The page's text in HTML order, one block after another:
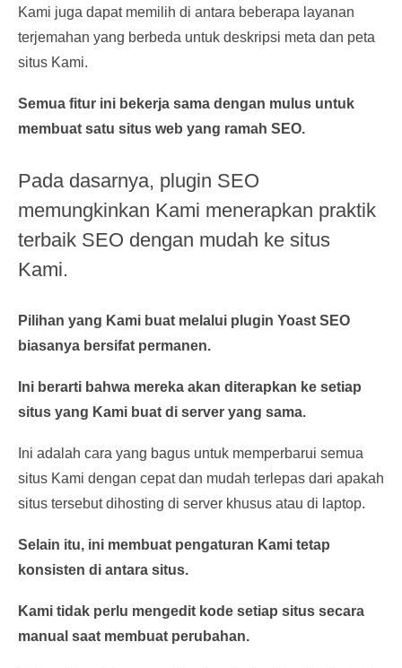
Kami juga dapat memilih di antara beberapa layanan
terjemahan yang berbeda untuk deskripsi meta dan peta
situs Kami.
Semua fitur ini bekerja sama dengan mulus untuk
membuat satu situs web yang ramah SEO.
Pada dasarnya, plugin SEO
memungkinkan Kami menerapkan praktik
terbaik SEO dengan mudah ke situs
Kami.
Pilihan yang Kami buat melalui plugin Yoast SEO
biasanya bersifat permanen.
Ini berarti bahwa mereka akan diterapkan ke setiap
situs yang Kami buat di server yang sama.
Ini adalah cara yang bagus untuk memperbarui semua
situs Kami dengan cepat dan mudah terlepas dari apakah
situs tersebut dihosting di server khusus atau di laptop.
Selain itu, ini membuat pengaturan Kami tetap
konsisten di antara situs.
Kami tidak perlu mengedit kode setiap situs secara
manual saat membuat perubahan.